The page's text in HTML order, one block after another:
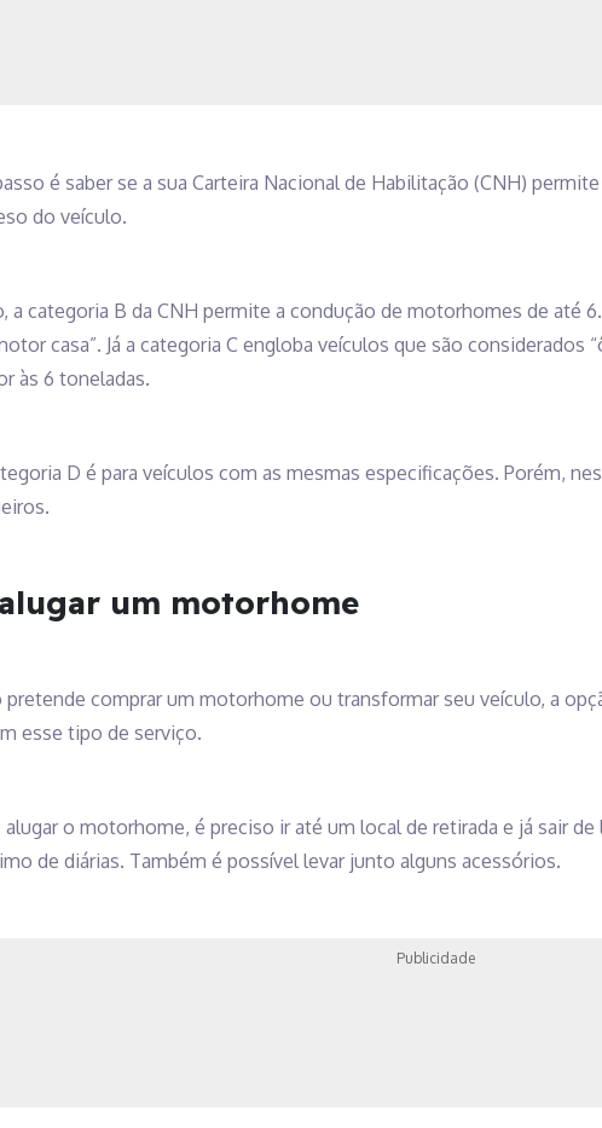
é saber se a sua Carteira Nacional de Habilitação (CNH)
do veículo.
a categoria B da CNH permite a condução de motorhomes de até
casa”. Já a categoria C engloba veículos que são considerados
às 6 toneladas.
D é para veículos com as mesmas especificações. Porém,
um motorhome
pretende comprar um motorhome ou transformar seu veículo, a
esse tipo de serviço.
alugar o motorhome, é preciso ir até um local de retirada e já sair
de diárias. Também é possível levar junto alguns acessórios.
Publicidade